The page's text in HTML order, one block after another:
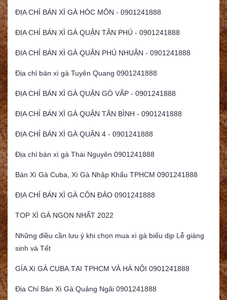
ĐỊA CHỈ BÁN XÌ GÀ HÓC MÔN - 0901241888
ĐỊA CHỈ BÁN XÌ GÀ QUẬN TÂN PHÚ - 0901241888
ĐỊA CHỈ BÁN XÌ GÀ QUẬN PHÚ NHUẬN - 0901241888
Địa chỉ bán xì gà Tuyên Quang 0901241888
ĐỊA CHỈ BÁN XÌ GÀ QUẬN GÒ VẤP - 0901241888
ĐỊA CHỈ BÁN XÌ GÀ QUẬN TÂN BÌNH - 0901241888
ĐỊA CHỈ BÁN XÌ GÀ QUẬN 4 - 0901241888
Địa chỉ bán xì gà Thái Nguyên 0901241888
Bán Xì Gà Cuba, Xì Gà Nhập Khẩu TPHCM 0901241888
ĐỊA CHỈ BÁN XÌ GÀ CÔN ĐẢO 0901241888
TOP XÌ GÀ NGON NHẤT 2022
Những điều cần lưu ý khi chọn mua xì gà biếu dịp Lễ giáng
sinh và Tết
GÍA Xì GÀ CUBA.TẠI TPHCM VÀ HÀ NỘI 0901241888
Địa Chỉ Bán Xì Gà Quảng Ngãi 0901241888